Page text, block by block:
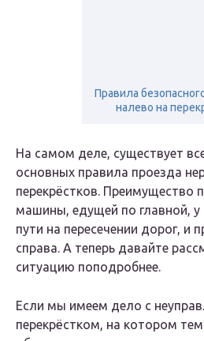
Правила
налево на
На самом деле, существует
основных правила проезда
перекрёстков. Преимущество
машины, едущей по главной, у
пути на пересечении дорог, и
справа. А теперь давайте
ситуацию поподробнее.
Если мы имеем дело с
перекрёстком, на котором